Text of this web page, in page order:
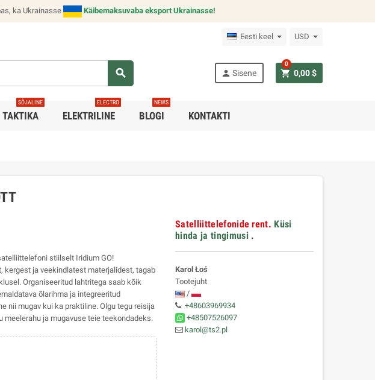
ka Ukrainasse Käibemaksuvaba eksport Ukrainasse!
Eesti keel USD
search person Sisene shopping_cart 0,00 $
0
TAKTIKA
SÕJALINE
ELEKTRILINE
ELECTRO
BLOGI
NEWS
KONTAKTI
stiilselt Iridium GO!
ja veekindlatest materjalidest, tagab
Organiseeritud lahtritega saab kõik
õlarihma ja integreeritud
nii mugav kui ka praktiline. Olgu tegu reisija
ja mugavuse teie teekondadeks.
Satelliittelefonide rent. Küsi
hinda ja tingimusi.
Karol Łoś
Tootejuht
/
+48603969934
+48507526097
karol@ts2.pl